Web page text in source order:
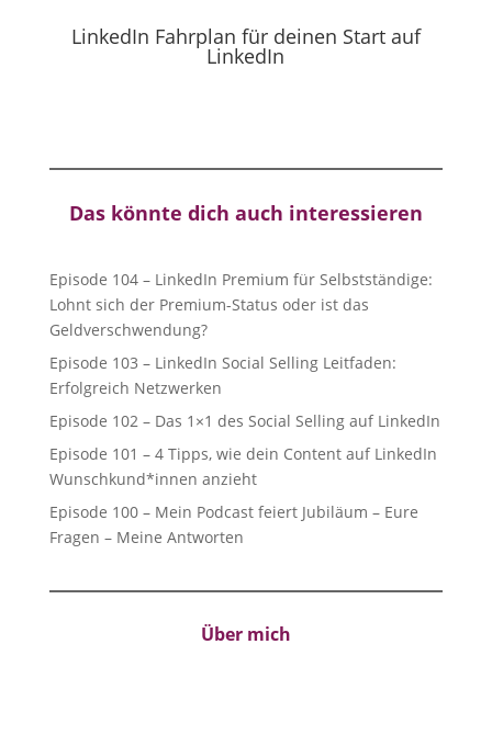
LinkedIn Fahrplan für deinen Start auf
LinkedIn
Das könnte dich auch interessieren
Episode 104 – LinkedIn Premium für Selbstständige:
Lohnt sich der Premium-Status oder ist das
Geldverschwendung?
Episode 103 – LinkedIn Social Selling Leitfaden:
Erfolgreich Netzwerken
Episode 102 – Das 1×1 des Social Selling auf LinkedIn
Episode 101 – 4 Tipps, wie dein Content auf LinkedIn
Wunschkund*innen anzieht
Episode 100 – Mein Podcast feiert Jubiläum – Eure
Fragen – Meine Antworten
Über mich